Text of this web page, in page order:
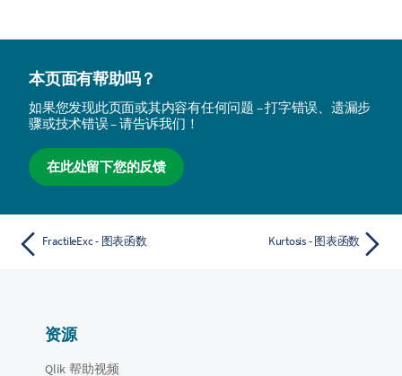
本页面有帮助吗？
如果您发现此页面或其内容有任何问题 – 打字错误、遗漏步
骤或技术错误 – 请告诉我们！
在此处留下您的反馈
FractileExc - 图表函数 Kurtosis - 图表函数
资源
Qlik 帮助视频